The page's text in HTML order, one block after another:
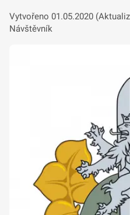
Vytvořeno 01.05.2020
Návštěvník